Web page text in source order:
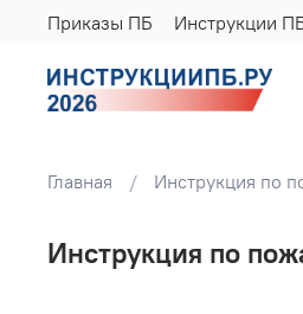
Приказы ПБ Инструкции
Главная Инструкция по
Инструкция по